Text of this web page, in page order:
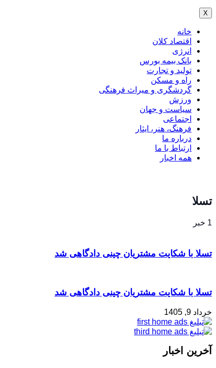
X
خانه
اقتصاد کلان
انرژی
بانک بیمه بورس
تولید و تجارت
راه و مسکن
گردشگری و میراث فرهنگی
ورزش
سیاست و جهان
اجتماعی
فرهنگ، هنر، ایثار
درباره ما
ارتباط با ما
همه اخبار
تسلا
1 خبر
تسلا با شکایت مشتریان چینی دادگاهی شد
تسلا با شکایت مشتریان چینی دادگاهی شد
خرداد 9, 1405
آخرین اخبار